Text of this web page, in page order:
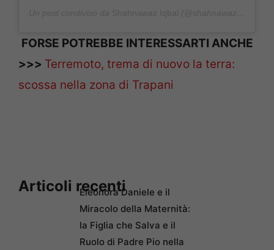
FORSE POTREBBE INTERESSARTI ANCHE
>>> Terremoto, trema di nuovo la terra:
scossa nella zona di Trapani
Articoli recentiEleonora Daniele e il
Miracolo della Maternità:
la Figlia che Salva e il
Ruolo di Padre Pio nella